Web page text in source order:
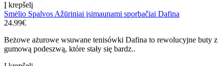
Į krepšelį
Smėlio Spalvos Ažūriniai įsimaunami sporbačiai Dafina
24.99€
Beżowe ażurowe wsuwane tenisówki Dafina to rewolucyjne buty z
gumową podeszwą, które stały się bardz..